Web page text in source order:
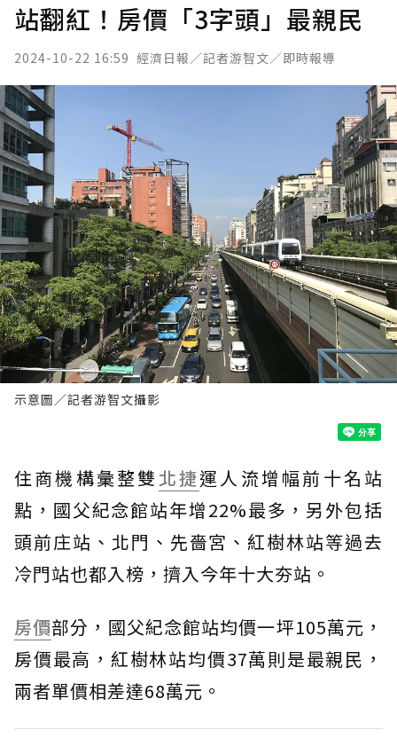
站翻紅！房價「3字頭」最親民
2024-10-22 16:59 經濟日報／記者游智文／即時報導
示意圖／記者游智文攝影
住商機構彙整雙北捷運人流增幅前十名站
點，國父紀念館站年增22%最多，另外包括
頭前庄站、北門、先嗇宮、紅樹林站等過去
冷門站也都入榜，擠入今年十大夯站。
房價部分，國父紀念館站均價一坪105萬元，
房價最高，紅樹林站均價37萬則是最親民，
兩者單價相差達68萬元。